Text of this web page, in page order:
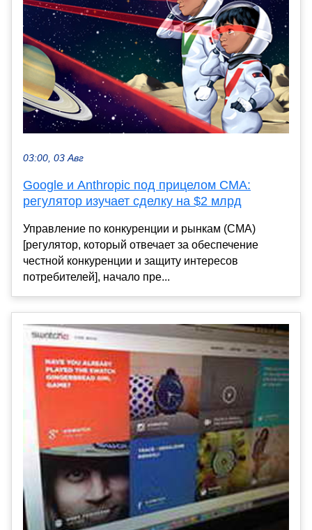
03:00, 03 Авг
Google и Anthropic под прицелом CMA:
регулятор изучает сделку на $2 млрд
Управление по конкуренции и рынкам (CMA)
[регулятор, который отвечает за обеспечение
честной конкуренции и защиту интересов
потребителей], начало пре...